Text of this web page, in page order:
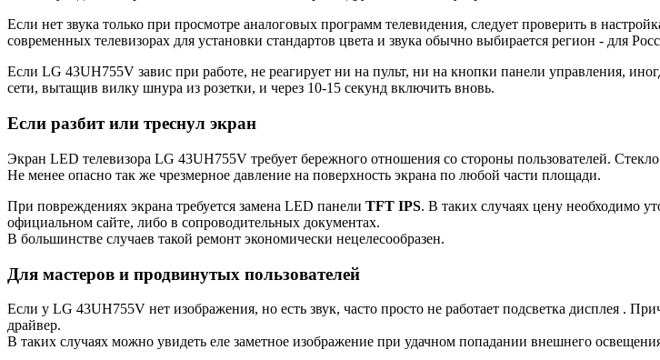
Если нет звука только при просмотре аналоговых программ телевидения, следует проверить в
современных телевизорах для установки стандартов цвета и звука обычно выбирается регион - для
Если LG 43UH755V завис при работе, не реагирует ни на пульт, ни на кнопки панели управления,
сети, вытащив вилку шнура из розетки, и через 10-15 секунд включить вновь.
Если разбит или треснул экран
Экран LED телевизора LG 43UH755V требует бережного отношения со стороны пользователей.
Не менее опасно так же чрезмерное давление на поверхность экрана по любой части площади.
При повреждениях экрана требуется замена LED панели TFT IPS. В таких случаях цену необходимо
официальном сайте, либо в сопроводительных документах.
В большинстве случаев такой ремонт экономически нецелесообразен.
Для мастеров и продвинутых пользователей
Если у LG 43UH755V нет изображения, но есть звук, часто просто не работает подсветка дисплея .
драйвер.
В таких случаях можно увидеть еле заметное изображение при удачном попадании внешнего